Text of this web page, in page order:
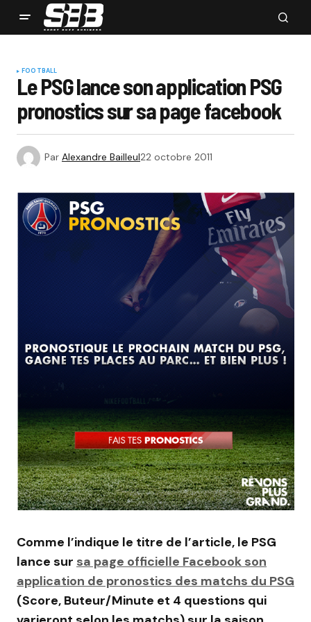
FOOTBALL
Le PSG lance son application PSG
pronostics sur sa page facebook
Par Alexandre Bailleul22 octobre 2011
Comme l’indique le titre de l’article, le PSG
lance sur sa page officielle Facebook son
application de pronostics des matchs du PSG
(Score, Buteur/Minute et 4 questions qui